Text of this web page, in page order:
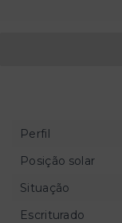
Perfil
Posição solar
Situação
Escriturado